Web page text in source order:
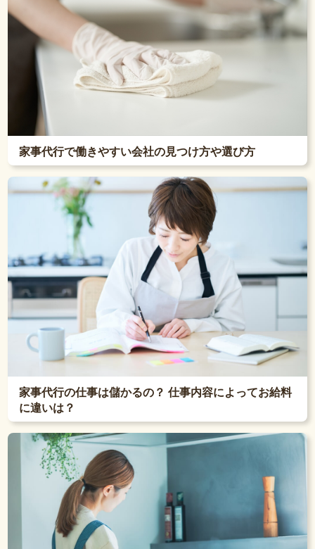
家事代行で働きやすい会社の見つけ方や選び方
家事代行の仕事は儲かるの？ 仕事内容によってお給料
に違いは？